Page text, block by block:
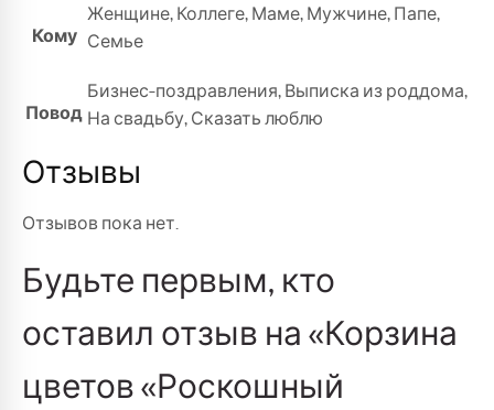
Кому
Женщине,Коллеге,Маме,Мужчине,Папе,
Семье
Повод
Бизнес-поздравления,Выписка из роддома,
На свадьбу,Сказать люблю
Отзывы
Отзывов пока нет.
Будьте первым, кто
оставил отзыв на «Корзина
цветов «Роскошный